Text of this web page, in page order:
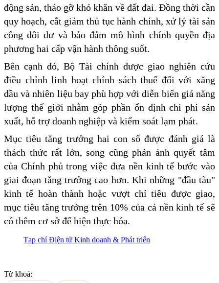
động sản, tháo gỡ khó khăn về đất đai. Đồng thời cần
quy hoạch, cắt giảm thủ tục hành chính, xử lý tài sản
công dôi dư và bảo đảm mô hình chính quyền địa
phương hai cấp vận hành thông suốt.
Bên cạnh đó, Bộ Tài chính được giao nghiên cứu
điều chỉnh linh hoạt chính sách thuế đối với xăng
dầu và nhiên liệu bay phù hợp với diễn biến giá năng
lượng thế giới nhằm góp phần ổn định chi phí sản
xuất, hỗ trợ doanh nghiệp và kiểm soát lạm phát.
Mục tiêu tăng trưởng hai con số được đánh giá là
thách thức rất lớn, song cũng phản ánh quyết tâm
của Chính phủ trong việc đưa nền kinh tế bước vào
giai đoạn tăng trưởng cao hơn. Khi những "đầu tàu"
kinh tế hoàn thành hoặc vượt chỉ tiêu được giao,
mục tiêu tăng trưởng trên 10% của cả nền kinh tế sẽ
có thêm cơ sở để hiện thực hóa.
Tạp chí Điện tử Kinh doanh & Phát triển
Từ khoá: